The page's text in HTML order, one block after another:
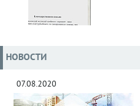
НОВОСТИ
07.08.2020